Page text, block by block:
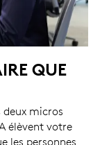
QUE
micros
élèvent votre
les personnes